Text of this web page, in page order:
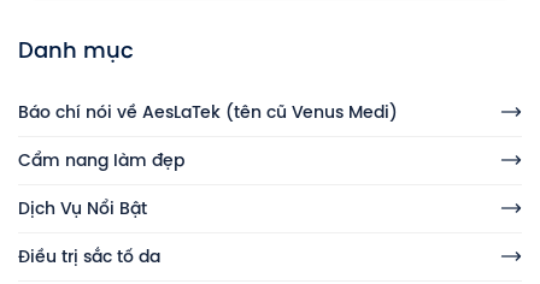
Danh mục
Báo chí nói về AesLaTek (tên cũ Venus Medi)
Cẩm nang làm đẹp
Dịch Vụ Nổi Bật
Điều trị sắc tố da